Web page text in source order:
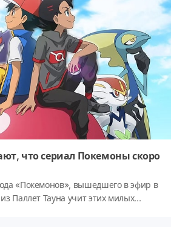
что сериал Покемоны скоро
«Покемонов», вышедшего в эфир в
Паллет Тауна учит этих милых